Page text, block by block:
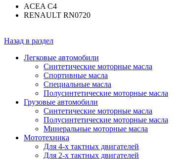
ACEA C4
RENAULT RN0720
Назад в раздел
Легковые автомобили
Синтетические моторные масла
Спортивные масла
Специальные масла
Полусинтетические моторные масла
Грузовые автомобили
Синтетические моторные масла
Полусинтетические моторные масла
Минеральные моторные масла
Мототехника
Для 4-х тактных двигателей
Для 2-х тактных двигателей